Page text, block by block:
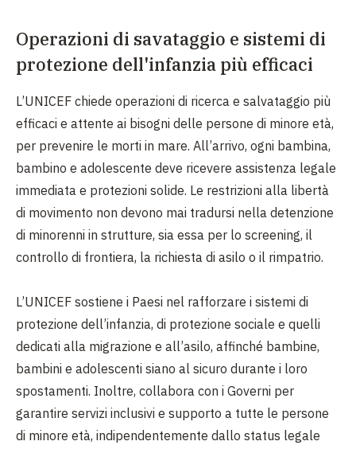
Operazioni di savataggio e sistemi di
protezione dell'infanzia più efficaci
L’UNICEF chiede operazioni di ricerca e salvataggio più
efficaci e attente ai bisogni delle persone di minore età,
per prevenire le morti in mare. All’arrivo, ogni bambina,
bambino e adolescente deve ricevere assistenza legale
immediata e protezioni solide. Le restrizioni alla libertà
di movimento non devono mai tradursi nella detenzione
di minorenni in strutture, sia essa per lo screening, il
controllo di frontiera, la richiesta di asilo o il rimpatrio.
L’UNICEF sostiene i Paesi nel rafforzare i sistemi di
protezione dell’infanzia, di protezione sociale e quelli
dedicati alla migrazione e all’asilo, affinché bambine,
bambini e adolescenti siano al sicuro durante i loro
spostamenti. Inoltre, collabora con i Governi per
garantire servizi inclusivi e supporto a tutte le persone
di minore età, indipendentemente dallo status legale